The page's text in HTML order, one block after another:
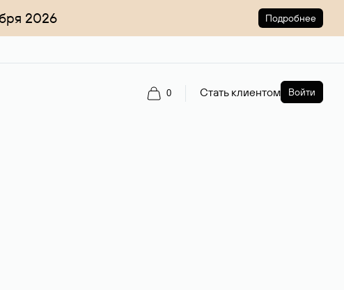
2026 Подробнее
0 Стать клиентом Войти